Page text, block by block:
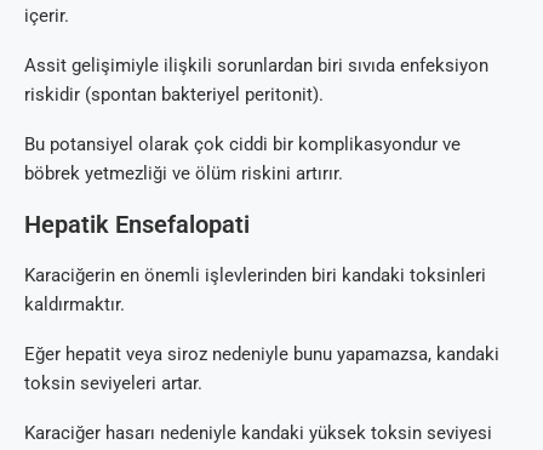
içerir.
Assit gelişimiyle ilişkili sorunlardan biri sıvıda enfeksiyon
riskidir (spontan bakteriyel peritonit).
Bu potansiyel olarak çok ciddi bir komplikasyondur ve
böbrek yetmezliği ve ölüm riskini artırır.
Hepatik Ensefalopati
Karaciğerin en önemli işlevlerinden biri kandaki toksinleri
kaldırmaktır.
Eğer hepatit veya siroz nedeniyle bunu yapamazsa, kandaki
toksin seviyeleri artar.
Karaciğer hasarı nedeniyle kandaki yüksek toksin seviyesi